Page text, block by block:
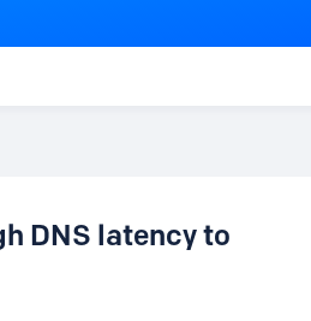
DNS latency to